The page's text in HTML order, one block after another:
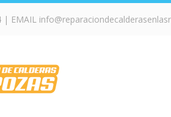
| EMAIL